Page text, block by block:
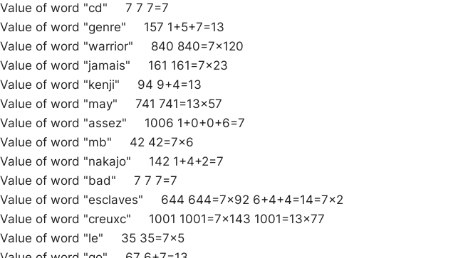
Value of word "cd" 7 7 7=7
Value of word "genre" 157 1+5+7=13
Value of word "warrior" 840 840=7×120
Value of word "jamais" 161 161=7×23
Value of word "kenji" 94 9+4=13
Value of word "may" 741 741=13×57
Value of word "assez" 1006 1+0+0+6=7
Value of word "mb" 42 42=7×6
Value of word "nakajo" 142 1+4+2=7
Value of word "bad" 7 7 7=7
Value of word "esclaves" 644 644=7×92 6+4+4=14=7×2
Value of word "creuxc" 1001 1001=7×143 1001=13×77
Value of word "le" 35 35=7×5